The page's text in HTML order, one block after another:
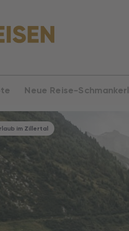
Neue Reise-Schmankerl
im Zillertal